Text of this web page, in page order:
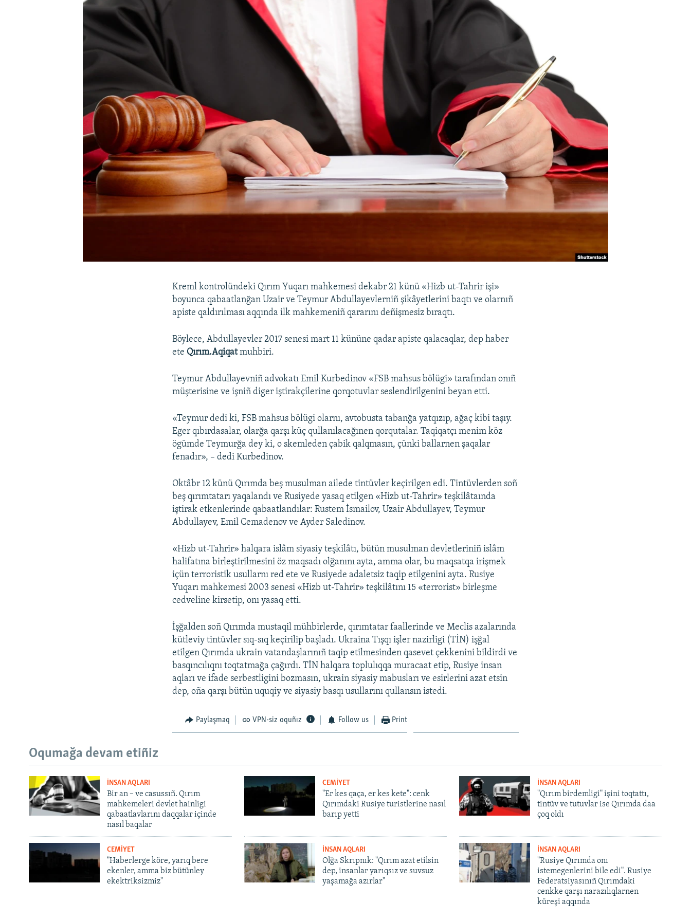
Kreml kontrolündeki Qırım Yuqarı mahkemesi dekabr 21 künü «Hizb ut-Tahrir işi»
boyunca qabaatlanğan Uzair ve Teymur Abdullayevlerniñ şikâyetlerini baqtı ve olarnıñ
apiste qaldırılması aqqında ilk mahkemeniñ qararını deñişmesiz bıraqtı.
Böylece, Abdullayevler 2017 senesi mart 11 kününe qadar apiste qalacaqlar, dep haber
ete Qırım.Aqiqatmuhbiri.
Teymur Abdullayevniñ advokatı Emil Kurbedinov «FSB mahsus bölügi» tarafından onıñ
müşterisine ve işniñ diger iştirakçilerine qorqotuvlar seslendirilgenini beyan etti.
«Teymur dedi ki, FSB mahsus bölügi olarnı, avtobusta tabanğa yatqızıp, ağaç kibi taşıy.
Eger qıbırdasalar, olarğa qarşı küç qullanılacağınen qorqutalar. Taqiqatçı menim köz
ögümde Teymurğa dey ki, o skemleden çabik qalqmasın, çünki ballarnen şaqalar
fenadır», – dedi Kurbedinov.
Oktâbr 12 künü Qırımda beş musulman ailede tintüvler keçirilgen edi. Tintüvlerden soñ
beş qırımtatarı yaqalandı ve Rusiyede yasaq etilgen «Hizb ut-Tahrir» teşkilâtaında
iştirak etkenlerinde qabaatlandılar: Rustem İsmailov, Uzair Abdullayev, Teymur
Abdullayev, Emil Cemadenov ve Ayder Saledinov.
«Hizb ut-Tahrir» halqara islâm siyasiy teşkilâtı, bütün musulman devletleriniñ islâm
halifatına birleştirilmesini öz maqsadı olğanını ayta, amma olar, bu maqsatqa irişmek
içün terroristik usullarnı red ete ve Rusiyede adaletsiz taqip etilgenini ayta. Rusiye
Yuqarı mahkemesi 2003 senesi «Hizb ut-Tahrir» teşkilâtını 15 «terrorist» birleşme
cedveline kirsetip, onı yasaq etti.
İşğalden soñ Qırımda mustaqil mühbirlerde, qırımtatar faallerinde ve Meclis azalarında
kütleviy tintüvler sıq-sıq keçirilip başladı. Ukraina Tışqı işler nazirligi (TİN) işğal
etilgen Qırımda ukrain vatandaşlarınıñ taqip etilmesinden qasevet çekkenini bildirdi ve
basqıncılıqnı toqtatmağa çağırdı. TİN halqara toplulıqqa muracaat etip, Rusiye insan
aqları ve ifade serbestligini bozmasın, ukrain siyasiy mabusları ve esirlerini azat etsin
dep, oña qarşı bütün uquqiy ve siyasiy basqı usullarını qullansın istedi.
Paylaşmaq VPN-siz oquñız Follow us Print
Oqumağa devam etiñiz
İNSAN AQLARI
Bir an – ve casussıñ. Qırım
mahkemeleri devlet hainligi
qabaatlavlarını daqqalar içinde
nasıl baqalar
CEMİYET
"Er kes qaça, er kes kete": cenk
Qırımdaki Rusiye turistlerine nasıl
barıp yetti
İNSAN AQLARI
"Qırım birdemligi" işini toqtattı,
tintüv ve tutuvlar ise Qırımda daa
çoq oldı
CEMİYET
"Haberlerge köre, yarıq bere
ekenler, amma biz bütünley
ekektriksizmiz"
İNSAN AQLARI
Olğa Skrıpnık: "Qırım azat etilsin
dep, insanlar yarıqsız ve suvsuz
yaşamağa azırlar"
İNSAN AQLARI
"Rusiye Qırımda onı
istemegenlerini bile edi". Rusiye
Federatsiyasınıñ Qırımdaki
cenkke qarşı narazılıqlarnen
küreşi aqqında